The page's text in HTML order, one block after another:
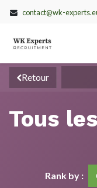
contact@wk-
Retour
Tous
Rank by :